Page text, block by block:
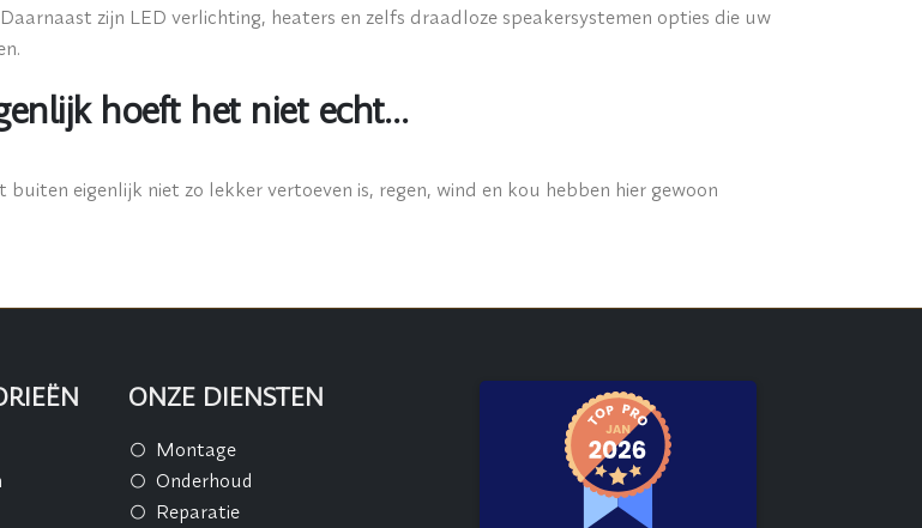
zijn LED verlichting, heaters en zelfs draadloze speakersystemen opties die uw
hoeft het niet echt…
eigenlijk niet zo lekker vertoeven is, regen, wind en kou hebben hier gewoon
ONZE DIENSTEN
Montage
Onderhoud
Reparatie